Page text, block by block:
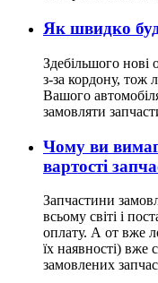
Як швидко
Здебільшого нові
з-за кордону, тож
Вашого
замовляти
Чому ви
вартості
Запчастини
всьому світі і
оплату. А от вже
їх наявності) вже
замовлених